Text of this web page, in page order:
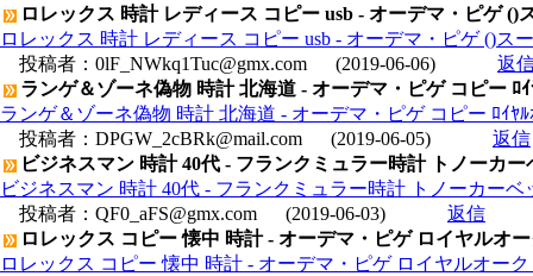
ロレックス 時計 レディース コピー usb - オーデマ・ピゲ
ロレックス 時計 レディース コピー usb - オーデマ・ピゲ ()
投稿者： 0lF_NWkq1Tuc@gmx.com (2019-06-06)
返
ランゲ＆ゾーネ偽物 時計 北海道 - オーデマ・ピゲ コピー ﾛｲ
ランゲ＆ゾーネ偽物 時計 北海道 - オーデマ・ピゲ コピー ﾛｲﾔﾙ
投稿者： DPGW_2cBRk@mail.com (2019-06-05)
返信
ビジネスマン 時計 40代 - フランクミュラー時計 トノーカ
ビジネスマン 時計 40代 - フランクミュラー時計 トノーカー
投稿者： QF0_aFS@gmx.com (2019-06-03)
返信
ロレックス コピー 懐中 時計 - オーデマ・ピゲ ロイヤルオ
ロレックス コピー 懐中 時計 - オーデマ・ピゲ ロイヤルオー